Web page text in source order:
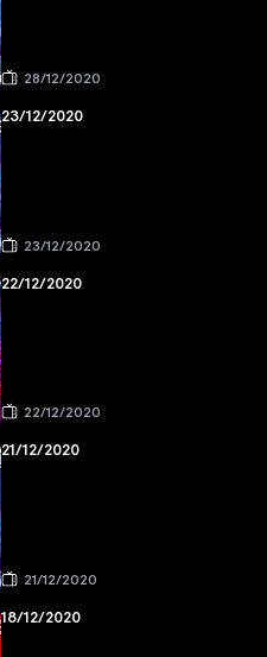
28/12/2020
23/12/2020
23/12/2020
22/12/2020
22/12/2020
21/12/2020
21/12/2020
18/12/2020